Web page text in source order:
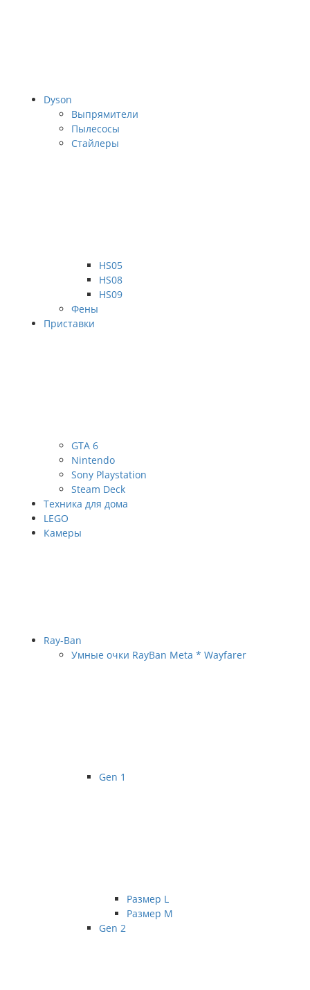
Dyson
Выпрямители
Пылесосы
Стайлеры
HS05
HS08
HS09
Фены
Приставки
GTA 6
Nintendo
Sony Playstation
Steam Deck
Техника для дома
LEGO
Камеры
Ray-Ban
Умные очки RayBan Meta * Wayfarer
Gen 1
Размер L
Размер М
Gen 2